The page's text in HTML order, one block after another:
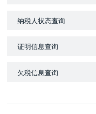
纳税人状态查询
证明信息查询
欠税信息查询